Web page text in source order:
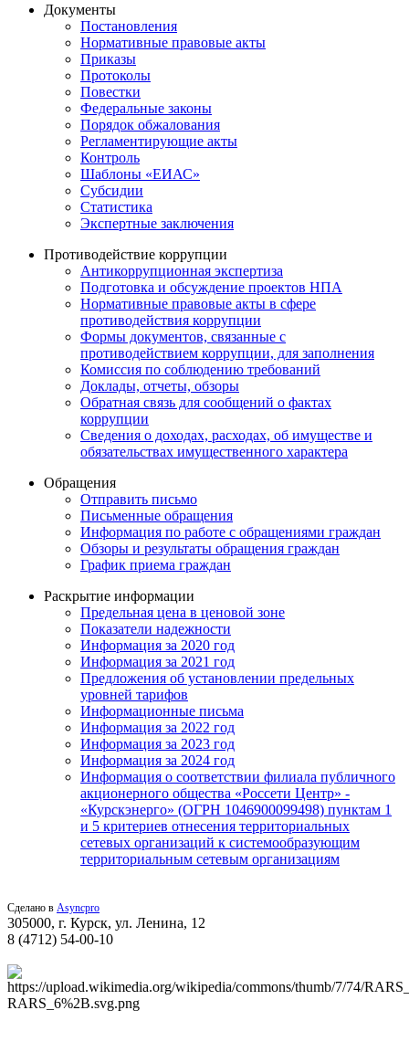
Документы
Постановления
Нормативные правовые акты
Приказы
Протоколы
Повестки
Федеральные законы
Порядок обжалования
Регламентирующие акты
Контроль
Шаблоны «ЕИАС»
Субсидии
Статистика
Экспертные заключения
Противодействие коррупции
Антикоррупционная экспертиза
Подготовка и обсуждение проектов НПА
Нормативные правовые акты в сфере
противодействия коррупции
Формы документов, связанные с
противодействием коррупции, для заполнения
Комиссия по соблюдению требований
Доклады, отчеты, обзоры
Обратная связь для сообщений о фактах
коррупции
Сведения о доходах, расходах, об имуществе и
обязательствах имущественного характера
Обращения
Отправить письмо
Письменные обращения
Информация по работе с обращениями граждан
Обзоры и результаты обращения граждан
График приема граждан
Раскрытие информации
Предельная цена в ценовой зоне
Показатели надежности
Информация за 2020 год
Информация за 2021 год
Предложения об установлении предельных
уровней тарифов
Информационные письма
Информация за 2022 год
Информация за 2023 год
Информация за 2024 год
Информация о соответствии филиала публичного
акционерного общества «Россети Центр» -
«Курскэнерго» (ОГРН 1046900099498) пунктам 1
и 5 критериев отнесения территориальных
сетевых организаций к системообразующим
территориальным сетевым организациям
Сделано в Asyncpro
305000, г. Курск, ул. Ленина, 12
8 (4712) 54-00-10